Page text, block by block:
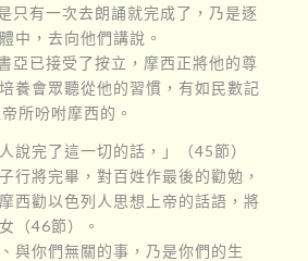
只有一次去朗誦就完成了，乃是逐
中，去向他們講說。
亞已接受了按立，摩西正將他的尊
養會眾聽從他的習慣，有如民數記
所吩咐摩西的。
說完了這一切的話，」（45節）
行將完畢，對百姓作最後的勸勉，
西勸以色列人思想上帝的話語，將
（46節）。
與你們無關的事，乃是你們的生